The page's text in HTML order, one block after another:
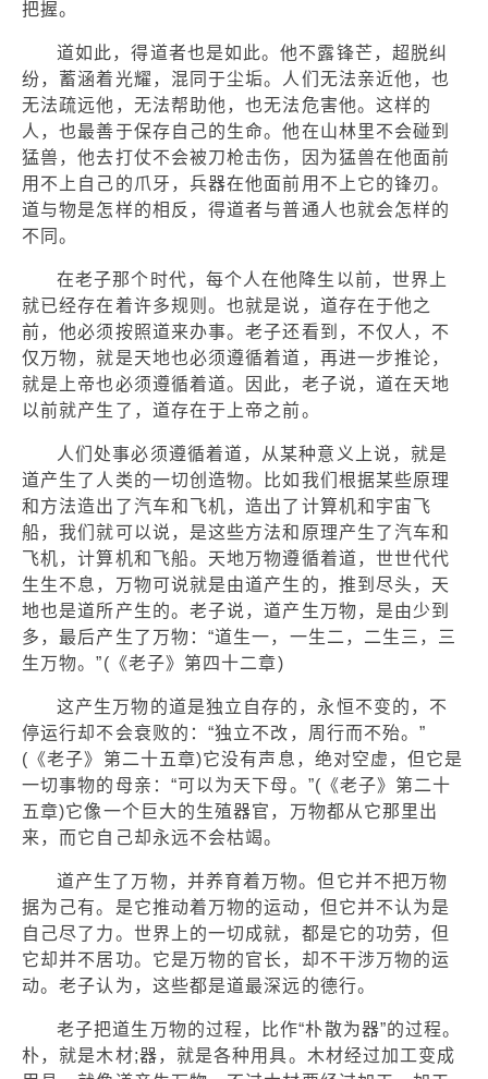
把握。
道如此，得道者也是如此。他不露锋芒，超脱纠
纷，蓄涵着光耀，混同于尘垢。人们无法亲近他，也
无法疏远他，无法帮助他，也无法危害他。这样的
人，也最善于保存自己的生命。他在山林里不会碰到
猛兽，他去打仗不会被刀枪击伤，因为猛兽在他面前
用不上自己的爪牙，兵器在他面前用不上它的锋刃。
道与物是怎样的相反，得道者与普通人也就会怎样的
不同。
在老子那个时代，每个人在他降生以前，世界上
就已经存在着许多规则。也就是说，道存在于他之
前，他必须按照道来办事。老子还看到，不仅人，不
仅万物，就是天地也必须遵循着道，再进一步推论，
就是上帝也必须遵循着道。因此，老子说，道在天地
以前就产生了，道存在于上帝之前。
人们处事必须遵循着道，从某种意义上说，就是
道产生了人类的一切创造物。比如我们根据某些原理
和方法造出了汽车和飞机，造出了计算机和宇宙飞
船，我们就可以说，是这些方法和原理产生了汽车和
飞机，计算机和飞船。天地万物遵循着道，世世代代
生生不息，万物可说就是由道产生的，推到尽头，天
地也是道所产生的。老子说，道产生万物，是由少到
多，最后产生了万物：“道生一，一生二，二生三，三
生万物。”(《老子》第四十二章)
这产生万物的道是独立自存的，永恒不变的，不
停运行却不会衰败的：“独立不改，周行而不殆。”
(《老子》第二十五章)它没有声息，绝对空虚，但它是
一切事物的母亲：“可以为天下母。”(《老子》第二十
五章)它像一个巨大的生殖器官，万物都从它那里出
来，而它自己却永远不会枯竭。
道产生了万物，并养育着万物。但它并不把万物
据为己有。是它推动着万物的运动，但它并不认为是
自己尽了力。世界上的一切成就，都是它的功劳，但
它却并不居功。它是万物的官长，却不干涉万物的运
动。老子认为，这些都是道最深远的德行。
老子把道生万物的过程，比作“朴散为器”的过程。
朴，就是木材;器，就是各种用具。木材经过加工变成